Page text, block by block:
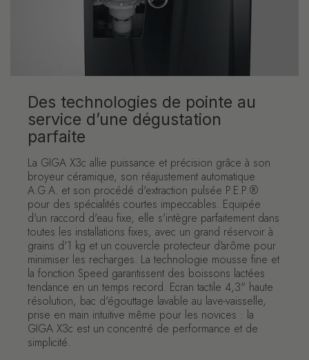
Des technologies de pointe au
service d’une dégustation
parfaite
La GIGA X3c allie puissance et précision grâce à son
broyeur céramique, son réajustement automatique
A.G.A. et son procédé d'extraction pulsée P.E.P.®
pour des spécialités courtes impeccables. Equipée
d'un raccord d'eau fixe, elle s'intègre parfaitement dans
toutes les installations fixes, avec un grand réservoir à
grains d'1 kg et un couvercle protecteur d'arôme pour
minimiser les recharges. La technologie mousse fine et
la fonction Speed garantissent des boissons lactées
tendance en un temps record. Ecran tactile 4,3" haute
résolution, bac d'égouttage lavable au lave-vaisselle,
prise en main intuitive même pour les novices : la
GIGA X3c est un concentré de performance et de
simplicité.